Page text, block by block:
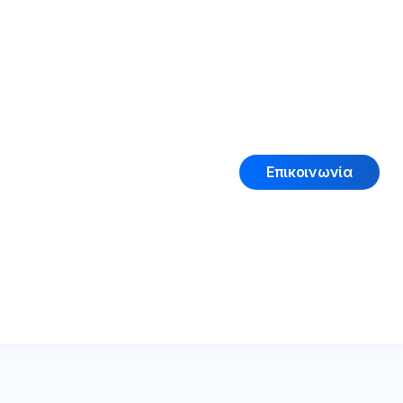
Επικοινωνία